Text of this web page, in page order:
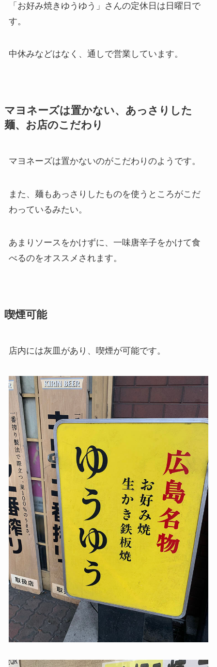
「お好み焼きゆうゆう」さんの定休日は日曜日で
す。
中休みなどはなく、通しで営業しています。
マヨネーズは置かない、あっさりした
麺、お店のこだわり
マヨネーズは置かないのがこだわりのようです。
また、麺もあっさりしたものを使うところがこだ
わっているみたい。
あまりソースをかけずに、一味唐辛子をかけて食
べるのをオススメされます。
喫煙可能
店内には灰皿があり、喫煙が可能です。